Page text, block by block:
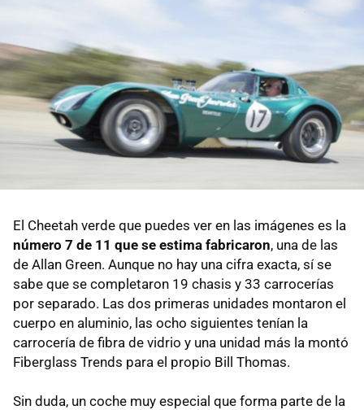
El Cheetah verde que puedes ver en las imágenes es la
número 7 de 11 que se estima fabricaron, una de las
de Allan Green. Aunque no hay una cifra exacta, sí se
sabe que se completaron 19 chasis y 33 carrocerías
por separado. Las dos primeras unidades montaron el
cuerpo en aluminio, las ocho siguientes tenían la
carrocería de fibra de vidrio y una unidad más la montó
Fiberglass Trends para el propio Bill Thomas.
Sin duda, un coche muy especial que forma parte de la